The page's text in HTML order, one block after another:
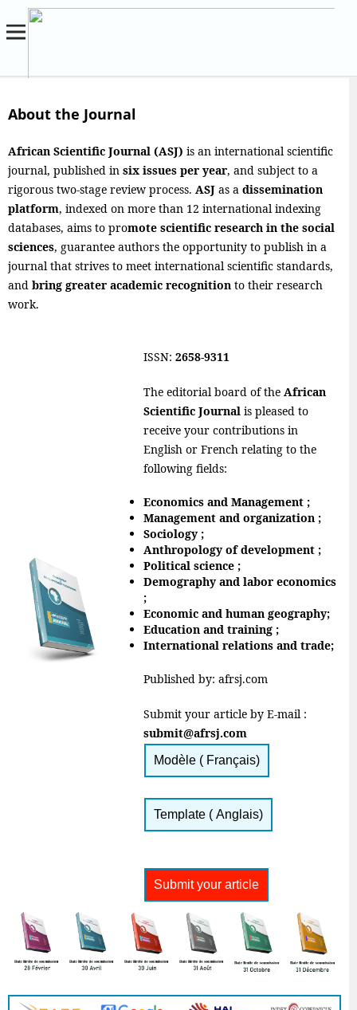
About the Journal
African Scientific Journal (ASJ) is an international scientific
journal, published in six issues per year, and subject to a
rigorous two-stage review process. ASJas a dissemination
platform, indexed on more than 12 international indexing
databases, aims to promote scientific research in the social
sciences, guarantee authors the opportunity to publish in a
journal that strives to meet international scientific standards,
and bring greater academic recognitionto their research
work.
ISSN: 2658-9311
The editorial board of the African
Scientific Journalis pleased to
receive your contributions in
English or French relating to the
following fields:
Economics and Management ;
Management and organization ;
Sociology ;
Anthropology of development ;
Political science ;
Demography and labor economics
;
Economic and human geography;
Education and training ;
International relations and trade;
Published by: afrsj.com
Submit your article by E-mail :
submit@afrsj.com
Modèle ( Français)
Template ( Anglais)
Submit your article